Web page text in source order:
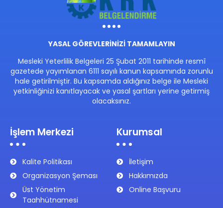
YASAL GÖREVLERİNİZİ TAMAMLAYIN
Mesleki Yeterlilik Belgeleri 25 Şubat 2011 tarihinde resmî
gazetede yayımlanan 6111 sayılı kanun kapsamında zorunlu
hale getirilmiştir. Bu kapsamda aldığınız belge ile Mesleki
yetkinliğinizi kanıtlayacak ve yasal şartları yerine getirmiş
olacaksınız.
İşlem Merkezi
Kalite Politikası
Organizasyon Şeması
Üst Yönetim
Taahhütnamesi
Kurumsal
İletişim
Hakkımızda
Online Başvuru